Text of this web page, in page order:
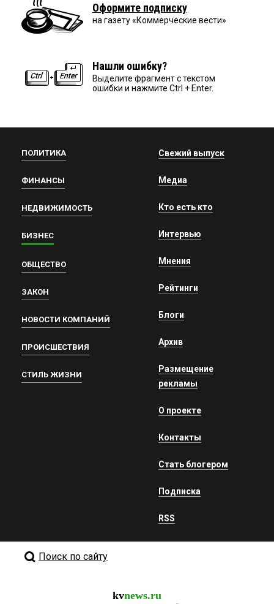
Оформите подписку
на газету «Коммерческие вести»
Нашли ошибку?
Выделите фрагмент с текстом
ошибки и нажмите Ctrl + Enter.
ПОЛИТИКА
ФИНАНСЫ
НЕДВИЖИМОСТЬ
БИЗНЕС
ОБЩЕСТВО
ЗАКОН
НОВОСТИ КОМПАНИЙ
ПРОИСШЕСТВИЯ
СТИЛЬ ЖИЗНИ
Свежий выпуск
Медиа
Кто есть кто
Интервью
Мнения
Рейтинги
Блоги
Архив
Размещение
рекламы
О проекте
Контакты
Стать блогером
Подписка
RSS
Поиск по сайту
kvnews.ru